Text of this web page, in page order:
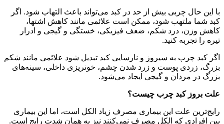
با این حال چربی بیش از حد در کبد می‌تواند باعث التهاب شود. اگر
کبد شما ملتهب شود، ممکن است علائمی مانند کاهش اشتها،
کاهش وزن، درد شکم، ضعف فیزیکی، خستگی و گیجی و ادرار
تیره را تجربه کنید.
اگر کبد چرب به سیروز و نارسایی کبد تبدیل شود علائمی مانند شکم
بزرگ، زردی پوست و زرد شدن چشم، خونریزی داخلی، سینه‌های
بزرگ در مردان و گیجی ایجاد می‌شود.
علت بروز کبد چرب چیست؟
رایج‌ترین علت این بیماری مصرف زیاد الکل است، اما این بیماری
بین افرادی که الکل مصرف نمی‌کنند نیز به همان شدت رایج است.